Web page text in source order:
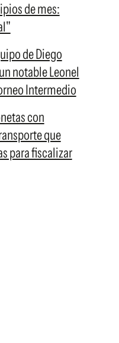
de mes:
de Diego
notable Leonel
Intermedio
con
que
para fiscalizar